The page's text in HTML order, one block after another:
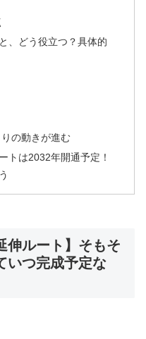
、どう役立つ？具体的
の動きが進む
トは2032年開通予定！
伸ルート】そもそ
いつ完成予定な